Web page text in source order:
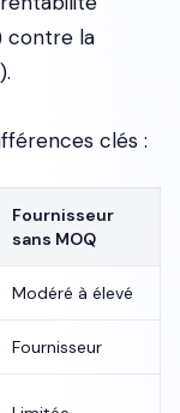
contre la
clés :
Fournisseur
sans MOQ
Modéré à élevé
Fournisseur